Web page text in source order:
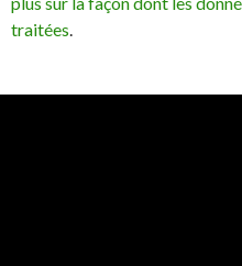
traitées.